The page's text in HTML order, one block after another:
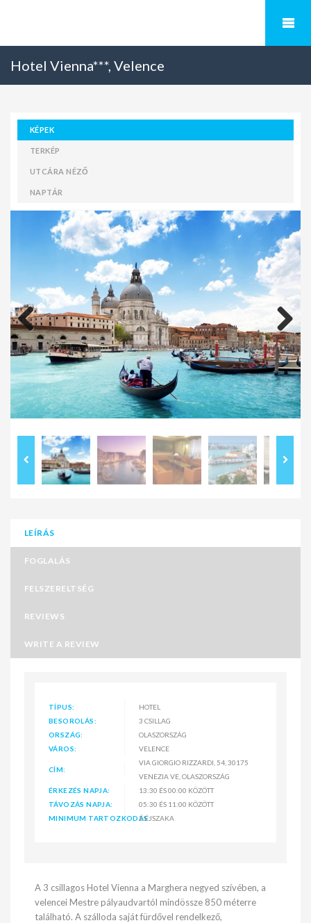
Hotel Vienna***, Velence
KÉPEK
TERKÉP
UTCÁRA NÉZŐ
NAPTÁR
Previous Next
LEÍRÁS
FOGLALÁS
FELSZERELTSÉG
REVIEWS
WRITE A REVIEW
TÍPUS:
HOTEL
BESOROLÁS:
3 CSILLAG
ORSZÁG:
OLASZORSZÁG
VÁROS:
VELENCE
CÍM:
VIA GIORGIO RIZZARDI, 54, 30175
VENEZIA VE, OLASZORSZÁG
ÉRKEZÉS NAPJA:
13:30 ÉS 00:00 KÖZÖTT
TÁVOZÁS NAPJA:
05:30 ÉS 11:00 KÖZÖTT
MINIMUM TARTOZKODÁS:2 ÉJSZAKA
A 3 csillagos Hotel Vienna a Marghera negyed szívében, a
velencei Mestre pályaudvartól mindössze 850 méterre
található. A szálloda saját fürdővel rendelkező,